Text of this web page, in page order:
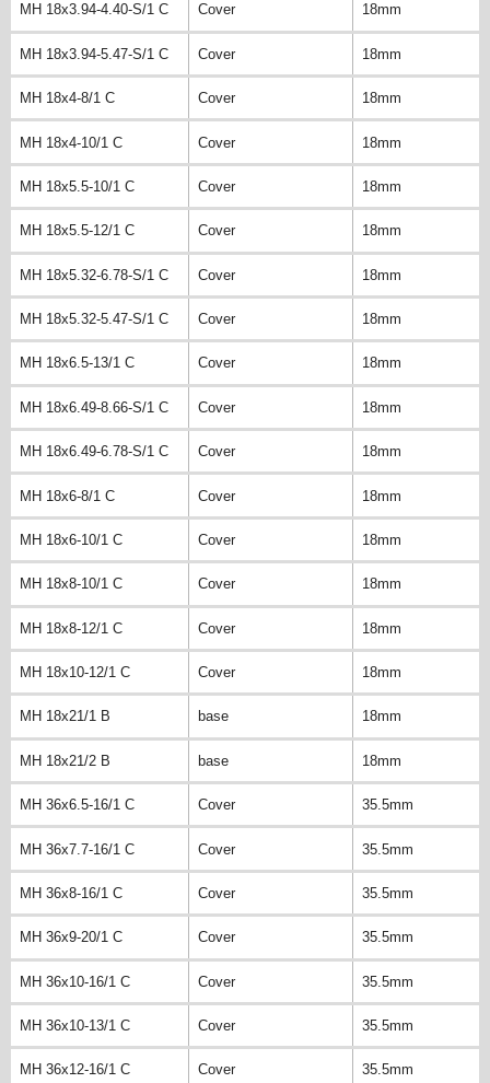
MH 18x3.94-4.40-S/1 C Cover 18mm
MH 18x3.94-5.47-S/1 C Cover 18mm
MH 18x4-8/1 C Cover 18mm
MH 18x4-10/1 C Cover 18mm
MH 18x5.5-10/1 C Cover 18mm
MH 18x5.5-12/1 C Cover 18mm
MH 18x5.32-6.78-S/1 C Cover 18mm
MH 18x5.32-5.47-S/1 C Cover 18mm
MH 18x6.5-13/1 C Cover 18mm
MH 18x6.49-8.66-S/1 C Cover 18mm
MH 18x6.49-6.78-S/1 C Cover 18mm
MH 18x6-8/1 C Cover 18mm
MH 18x6-10/1 C Cover 18mm
MH 18x8-10/1 C Cover 18mm
MH 18x8-12/1 C Cover 18mm
MH 18x10-12/1 C Cover 18mm
MH 18x21/1 B base 18mm
MH 18x21/2 B base 18mm
MH 36x6.5-16/1 C Cover 35.5mm
MH 36x7.7-16/1 C Cover 35.5mm
MH 36x8-16/1 C Cover 35.5mm
MH 36x9-20/1 C Cover 35.5mm
MH 36x10-16/1 C Cover 35.5mm
MH 36x10-13/1 C Cover 35.5mm
MH 36x12-16/1 C Cover 35.5mm